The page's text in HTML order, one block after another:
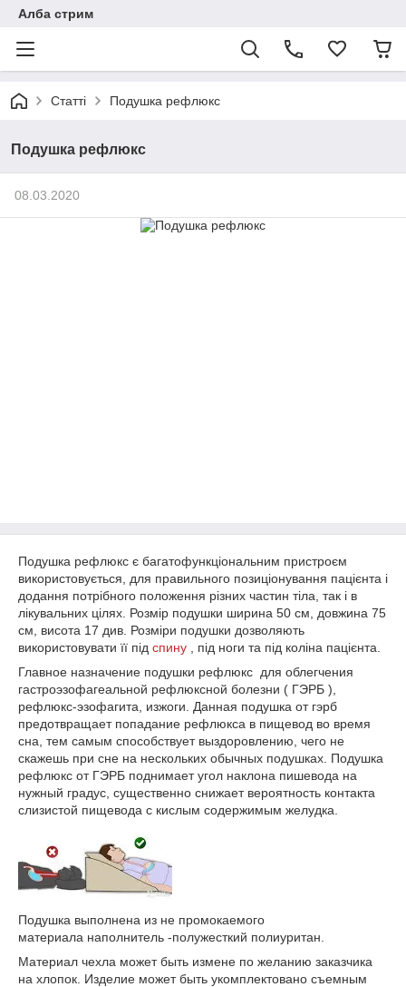
Алба стрим
Статті Подушка рефлюкс
Подушка рефлюкс
08.03.2020
Подушка рефлюкс є багатофункціональним пристроєм
використовується, для правильного позиціонування пацієнта і
додання потрібного положення різних частин тіла, так і в
лікувальних цілях. Розмір подушки ширина 50 см, довжина 75
см, висота 17 див. Розміри подушки дозволяють
використовувати її під спину , під ноги та під коліна пацієнта.
Главное назначение подушки рефлюкс для облегчения
гастроэзофагеальной рефлюксной болезни ( ГЭРБ ),
рефлюкс-эзофагита, изжоги. Данная подушка от гэрб
предотвращает попадание рефлюкса в пищевод во время
сна, тем самым способствует выздоровлению, чего не
скажешь при сне на нескольких обычных подушках. Подушка
рефлюкс от ГЭРБ поднимает угол наклона пишевода на
нужный градус, существенно снижает вероятность контакта
слизистой пищевода с кислым содержимым желудка.
Подушка выполнена из не промокаемого
материала наполнитель -полужесткий полиуритан.
Материал чехла может быть измене по желанию заказчика
на хлопок. Изделие может быть укомплектовано съемным